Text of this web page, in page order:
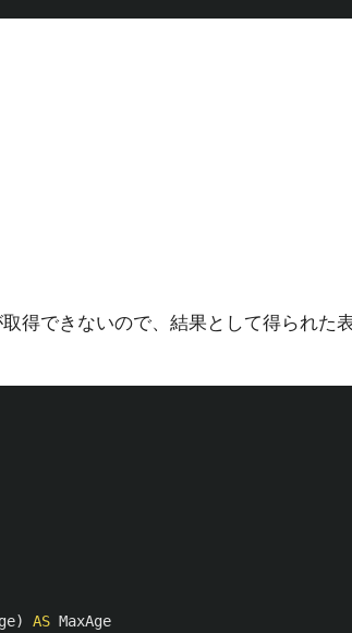
得できないので、結果として得られた
) AS MaxAge